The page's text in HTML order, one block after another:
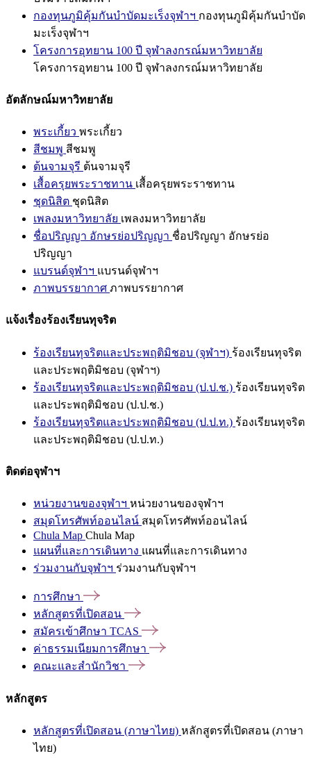
กองทุนภูมิคุ้มกันบำบัดมะเร็งจุฬาฯ กองทุนภูมิคุ้มกันบำบัด
มะเร็งจุฬาฯ
โครงการอุทยาน 100 ปี จุฬาลงกรณ์มหาวิทยาลัย
โครงการอุทยาน 100 ปี จุฬาลงกรณ์มหาวิทยาลัย
อัตลักษณ์มหาวิทยาลัย
พระเกี้ยว พระเกี้ยว
สีชมพู สีชมพู
ต้นจามจุรี ต้นจามจุรี
เสื้อครุยพระราชทาน เสื้อครุยพระราชทาน
ชุดนิสิต ชุดนิสิต
เพลงมหาวิทยาลัย เพลงมหาวิทยาลัย
ชื่อปริญญา อักษรย่อปริญญา ชื่อปริญญา อักษรย่อ
ปริญญา
แบรนด์จุฬาฯ แบรนด์จุฬาฯ
ภาพบรรยากาศ ภาพบรรยากาศ
แจ้งเรื่องร้องเรียนทุจริต
ร้องเรียนทุจริตและประพฤติมิชอบ (จุฬาฯ) ร้องเรียนทุจริต
และประพฤติมิชอบ (จุฬาฯ)
ร้องเรียนทุจริตและประพฤติมิชอบ (ป.ป.ช.) ร้องเรียนทุจริต
และประพฤติมิชอบ (ป.ป.ช.)
ร้องเรียนทุจริตและประพฤติมิชอบ (ป.ป.ท.) ร้องเรียนทุจริต
และประพฤติมิชอบ (ป.ป.ท.)
ติดต่อจุฬาฯ
หน่วยงานของจุฬาฯ หน่วยงานของจุฬาฯ
สมุดโทรศัพท์ออนไลน์ สมุดโทรศัพท์ออนไลน์
Chula Map Chula Map
แผนที่และการเดินทาง แผนที่และการเดินทาง
ร่วมงานกับจุฬาฯ ร่วมงานกับจุฬาฯ
การศึกษา
หลักสูตรที่เปิดสอน
สมัครเข้าศึกษา TCAS
ค่าธรรมเนียมการศึกษา
คณะและสำนักวิชา
หลักสูตร
หลักสูตรที่เปิดสอน (ภาษาไทย) หลักสูตรที่เปิดสอน (ภาษา
ไทย)